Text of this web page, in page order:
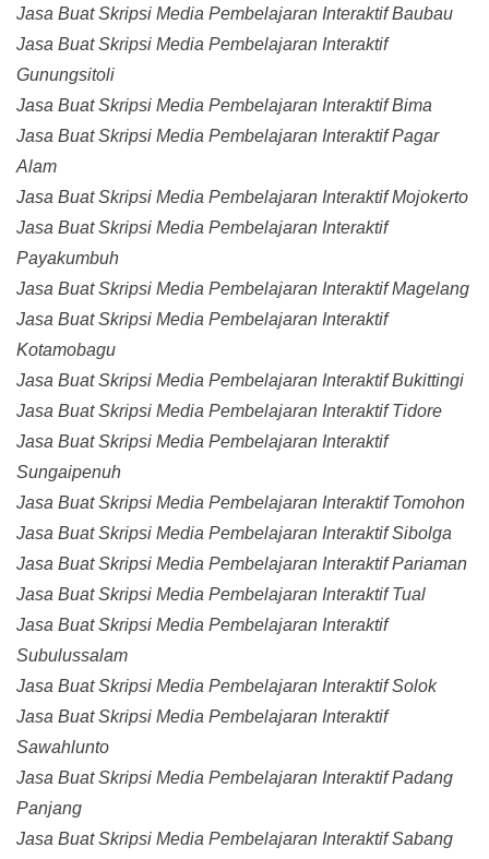
Jasa Buat Skripsi Media Pembelajaran Interaktif Baubau
Jasa Buat Skripsi Media Pembelajaran Interaktif
Gunungsitoli
Jasa Buat Skripsi Media Pembelajaran Interaktif Bima
Jasa Buat Skripsi Media Pembelajaran Interaktif Pagar
Alam
Jasa Buat Skripsi Media Pembelajaran Interaktif Mojokerto
Jasa Buat Skripsi Media Pembelajaran Interaktif
Payakumbuh
Jasa Buat Skripsi Media Pembelajaran Interaktif Magelang
Jasa Buat Skripsi Media Pembelajaran Interaktif
Kotamobagu
Jasa Buat Skripsi Media Pembelajaran Interaktif Bukittingi
Jasa Buat Skripsi Media Pembelajaran Interaktif Tidore
Jasa Buat Skripsi Media Pembelajaran Interaktif
Sungaipenuh
Jasa Buat Skripsi Media Pembelajaran Interaktif Tomohon
Jasa Buat Skripsi Media Pembelajaran Interaktif Sibolga
Jasa Buat Skripsi Media Pembelajaran Interaktif Pariaman
Jasa Buat Skripsi Media Pembelajaran Interaktif Tual
Jasa Buat Skripsi Media Pembelajaran Interaktif
Subulussalam
Jasa Buat Skripsi Media Pembelajaran Interaktif Solok
Jasa Buat Skripsi Media Pembelajaran Interaktif
Sawahlunto
Jasa Buat Skripsi Media Pembelajaran Interaktif Padang
Panjang
Jasa Buat Skripsi Media Pembelajaran Interaktif Sabang